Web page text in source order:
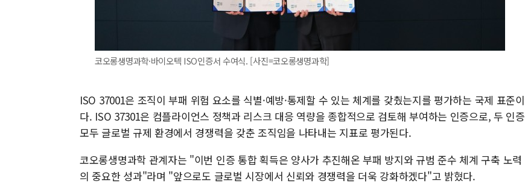
코오롱생명과학·바이오텍 ISO인증서 수여식. [사진=코오롱생명과학]
ISO 37001은 조직이 부패 위험 요소를 식별·예방·통제할 수 있는 체계를 갖췄는지를 평가하는 국제 표준이
다. ISO 37301은 컴플라이언스 정책과 리스크 대응 역량을 종합적으로 검토해 부여하는 인증으로, 두 인증
모두 글로벌 규제 환경에서 경쟁력을 갖춘 조직임을 나타내는 지표로 평가된다.
코오롱생명과학 관계자는 "이번 인증 통합 획득은 양사가 추진해온 부패 방지와 규범 준수 체계 구축 노력
의 중요한 성과"라며 "앞으로도 글로벌 시장에서 신뢰와 경쟁력을 더욱 강화하겠다"고 밝혔다.